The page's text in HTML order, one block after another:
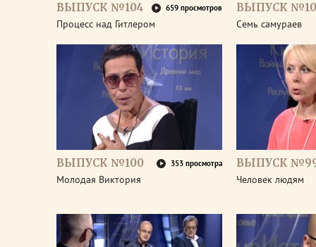
ВЫПУСК №104 659 просмотров
Процесс над Гитлером
ВЫПУСК
Семь самураев
ВЫПУСК №100 353 просмотра
Молодая Виктория
ВЫПУСК
Человек людям